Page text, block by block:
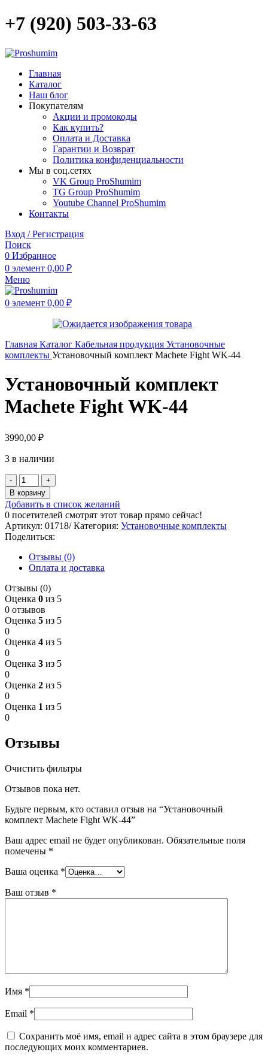
+7 (920) 503-33-63
Главная
Каталог
Наш блог
Покупателям
Акции и промокоды
Как купить?
Оплата и Доставка
Гарантии и Возврат
Политика конфиденциальности
Мы в соц.сетях
VK Group ProShumim
TG Group ProShumim
Youtube Channel ProShumim
Контакты
Вход / Регистрация
Поиск
0 Избранное
0 элемент 0,00 ₽
Меню
0 элемент 0,00 ₽
Главная Каталог Кабельная продукция Установочные
комплекты Установочный комплект Machete Fight WK-44
Установочный комплект
Machete Fight WK-44
3990,00 ₽
3 в наличии
В корзину
Добавить в список желаний
0 посетителей смотрят этот товар прямо сейчас!
Артикул: 01718/Категория: Установочные комплекты
Поделиться:
Отзывы (0)
Оплата и доставка
Отзывы (0)
Оценка 0 из 5
0 отзывов
Оценка 5 из 5
0
Оценка 4 из 5
0
Оценка 3 из 5
0
Оценка 2 из 5
0
Оценка 1 из 5
0
Отзывы
Очистить фильтры
Отзывов пока нет.
Будьте первым, кто оставил отзыв на “Установочный
комплект Machete Fight WK-44”
Ваш адрес email не будет опубликован. Обязательные поля
помечены *
Ваша оценка *
Ваш отзыв *
Имя *
Email *
Сохранить моё имя, email и адрес сайта в этом браузере для
последующих моих комментариев.